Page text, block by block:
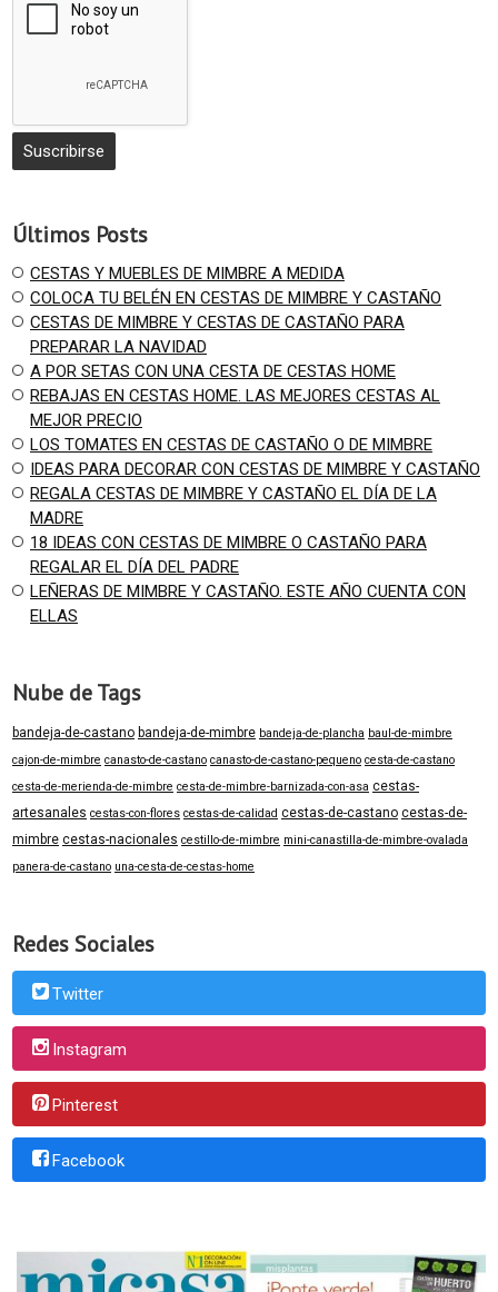
Últimos Posts
CESTAS Y MUEBLES DE MIMBRE A MEDIDA
COLOCA TU BELÉN EN CESTAS DE MIMBRE Y CASTAÑO
CESTAS DE MIMBRE Y CESTAS DE CASTAÑO PARA
PREPARAR LA NAVIDAD
A POR SETAS CON UNA CESTA DE CESTAS HOME
REBAJAS EN CESTAS HOME. LAS MEJORES CESTAS AL
MEJOR PRECIO
LOS TOMATES EN CESTAS DE CASTAÑO O DE MIMBRE
IDEAS PARA DECORAR CON CESTAS DE MIMBRE Y CASTAÑO
REGALA CESTAS DE MIMBRE Y CASTAÑO EL DÍA DE LA
MADRE
18 IDEAS CON CESTAS DE MIMBRE O CASTAÑO PARA
REGALAR EL DÍA DEL PADRE
LEÑERAS DE MIMBRE Y CASTAÑO. ESTE AÑO CUENTA CON
ELLAS
Nube de Tags
bandeja-de-castano bandeja-de-mimbre bandeja-de-plancha baul-de-mimbre
cajon-de-mimbre canasto-de-castano canasto-de-castano-pequeno cesta-de-castano
cesta-de-merienda-de-mimbre cesta-de-mimbre-barnizada-con-asa cestas-
artesanales cestas-con-flores cestas-de-calidad cestas-de-castano cestas-de-
mimbre cestas-nacionales cestillo-de-mimbre mini-canastilla-de-mimbre-ovalada
panera-de-castano una-cesta-de-cestas-home
Redes Sociales
Twitter
Instagram
Pinterest
Facebook